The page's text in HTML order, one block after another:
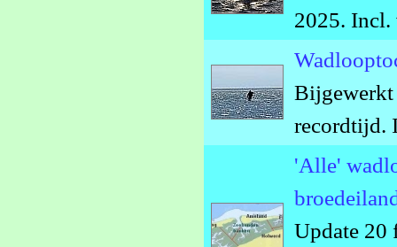
2025. Incl.
Bijgewerkt
recordtijd.
'Alle'
Update 20